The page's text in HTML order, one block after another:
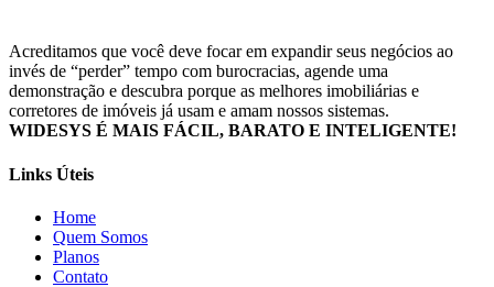
Acreditamos que você deve focar em expandir seus negócios ao
invés de “perder” tempo com burocracias, agende uma
demonstração e descubra porque as melhores imobiliárias e
corretores de imóveis já usam e amam nossos sistemas.
WIDESYS É MAIS FÁCIL, BARATO E INTELIGENTE!
Links Úteis
Home
Quem Somos
Planos
Contato